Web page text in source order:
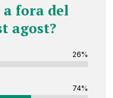
a fora del
agost?
26%
74%